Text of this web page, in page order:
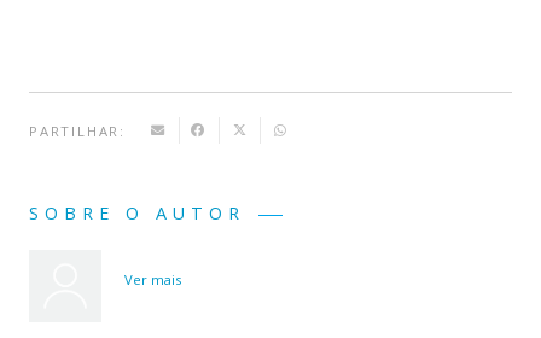
PARTILHAR:
SOBRE O AUTOR
Ver mais